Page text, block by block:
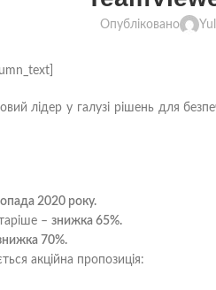
Опубліковано
лідер у галузі рішень для
2020 року.
– знижка 65%.
70%.
акційна пропозиція: